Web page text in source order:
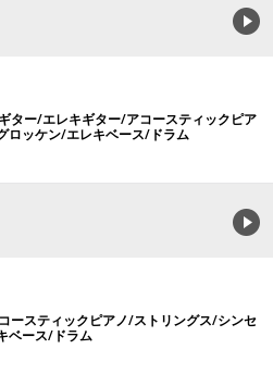
ター/エレキギター/アコースティックピア
ロッケン/エレキベース/ドラム
ースティックピアノ/ストリングス/シンセ
ベース/ドラム